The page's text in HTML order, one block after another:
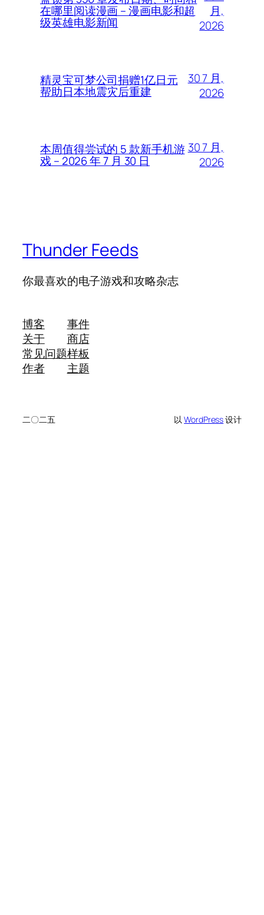
在哪里阅读漫画 – 漫画电影和超
级英雄电影新闻
月,
2026
精灵宝可梦公司捐赠1亿日元
帮助日本地震灾后重建
30 7 月,
2026
本周值得尝试的 5 款新手机游
戏 – 2026 年 7 月 30 日
30 7 月,
2026
Thunder Feeds
你最喜欢的电子游戏和攻略杂志
博客
关于
常见问题
作者
事件
商店
样板
主题
二〇二五 以WordPress设计